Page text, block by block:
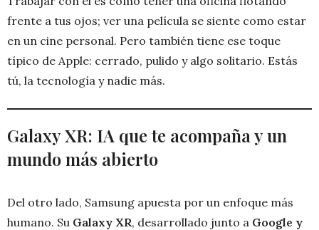
frente a tus ojos; ver una película se siente como estar
en un cine personal. Pero también tiene ese toque
típico de Apple: cerrado, pulido y algo solitario. Estás
tú, la tecnología y nadie más.
Galaxy XR: IA que te acompaña y un
mundo más abierto
Del otro lado, Samsung apuesta por un enfoque más
humano. Su Galaxy XR, desarrollado junto a Google y